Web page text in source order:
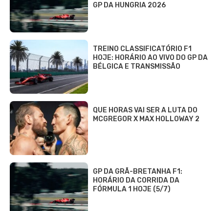
GP DA HUNGRIA 2026
TREINO CLASSIFICATÓRIO F1
HOJE: HORÁRIO AO VIVO DO GP DA
BÉLGICA E TRANSMISSÃO
QUE HORAS VAI SER A LUTA DO
MCGREGOR X MAX HOLLOWAY 2
GP DA GRÃ-BRETANHA F1:
HORÁRIO DA CORRIDA DA
FÓRMULA 1 HOJE (5/7)